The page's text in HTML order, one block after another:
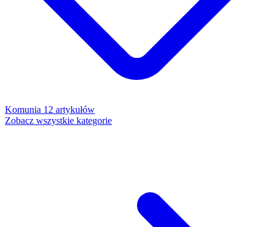
Komunia 12 artykułów
Zobacz wszystkie kategorie